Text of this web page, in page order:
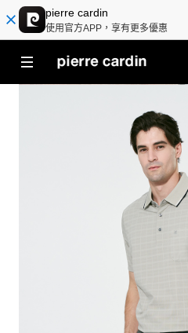
pierre cardin
使用官方APP，享有更多優惠